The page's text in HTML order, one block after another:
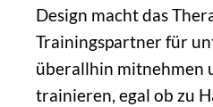
Design macht das
Trainingspartner für
überallhin mitnehmen
trainieren, egal ob zu